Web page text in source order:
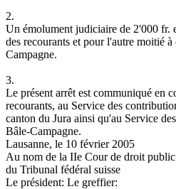
2.
Un émolument judiciaire de 2'000 fr.
des recourants et pour l'autre moitié
Campagne.
3.
Le présent arrêt est communiqué en
recourants, au Service des
canton du Jura ainsi qu'au Service
Bâle-Campagne.
Lausanne, le 10 février 2005
Au nom de la IIe Cour de droit public
du Tribunal fédéral suisse
Le président: Le greffier: